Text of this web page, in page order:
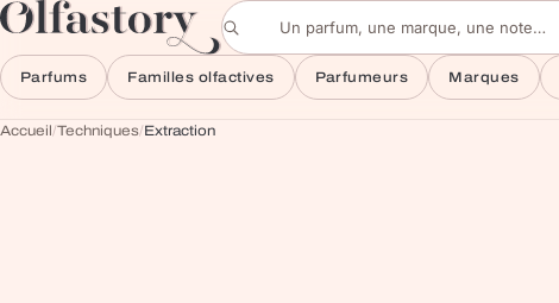
Aller au contenu
Rechercher un parfum
Parfums Familles olfactives Parfumeurs Marques
Accueil/Techniques/Extraction